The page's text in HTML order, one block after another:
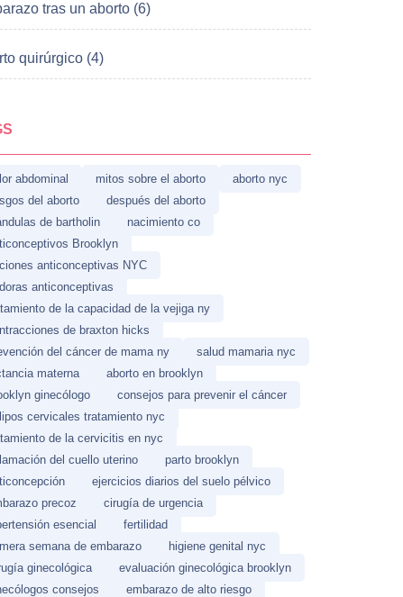
tras un aborto (6)
quirúrgico (4)
abdominal mitos sobre el aborto
aborto nyc
del aborto
después del aborto
de bartholin
nacimiento co
Brooklyn
anticonceptivas NYC
anticonceptivas
de la capacidad de la vejiga ny
de braxton hicks
del cáncer de mama ny
salud mamaria nyc
materna
aborto en brooklyn
ginecólogo
consejos para prevenir el cáncer
cervicales tratamiento nyc
de la cervicitis en nyc
del cuello uterino
parto brooklyn
ejercicios diarios del suelo pélvico
precoz
cirugía de urgencia
esencial
fertilidad
semana de embarazo
higiene genital nyc
ginecológica
evaluación ginecológica brooklyn
consejos
embarazo de alto riesgo